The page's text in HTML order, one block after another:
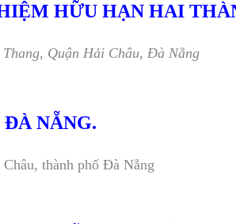
HỮU HẠN HAI
Quận Hải Châu, Đà Nẵng
NẴNG.
thành phố Đà Nẵng